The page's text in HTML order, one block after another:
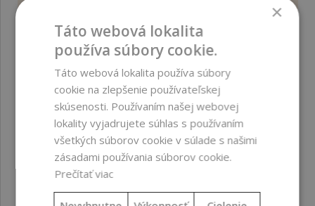
Oil
Bez obsahu
konzervantov ;
etylénoxidu (EO) ;
zložiek z GMO ;
zložiek z palmového
oleja ; alergénnych
potravinových zložiek
Biologická
Ľahko odbúrateľné
×
Táto webová lokalita
používa súbory cookie.
Táto webová lokalita používa súbory
cookie na zlepšenie používateľskej
skúsenosti. Používaním našej webovej
lokality vyjadrujete súhlas s používaním
všetkých súborov cookie v súlade s našimi
zásadami používania súborov cookie.
Prečítať viac